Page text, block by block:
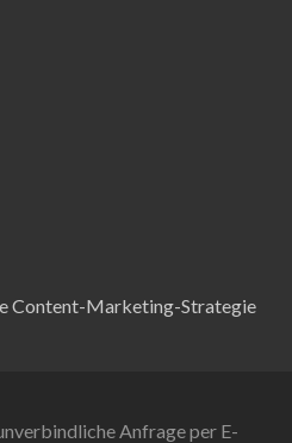
Content-Marketing-Strategie
Anfrage per E-